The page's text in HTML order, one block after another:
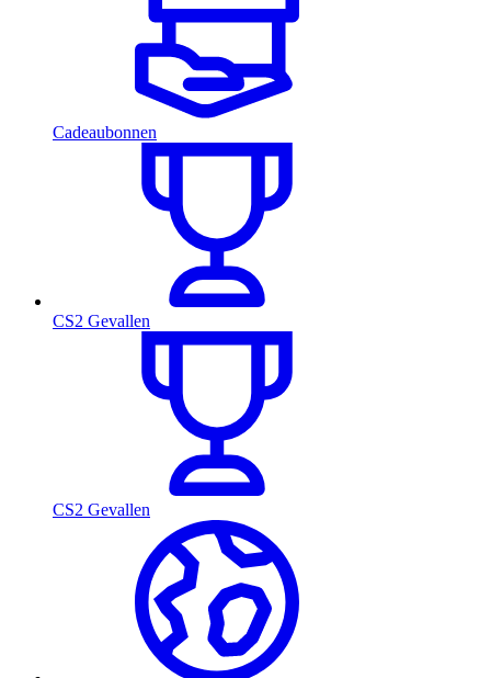
Cadeaubonnen
CS2 Gevallen
CS2 Gevallen